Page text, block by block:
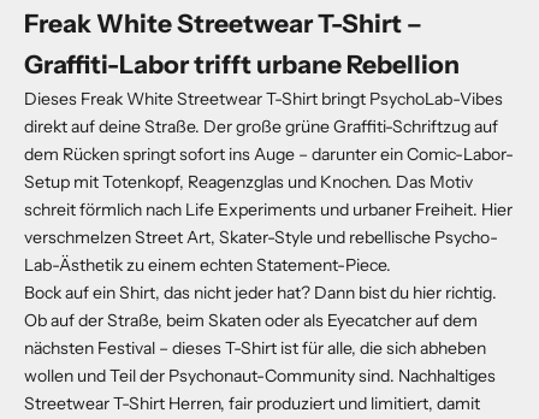
Freak White Streetwear T-Shirt –
Graffiti-Labor trifft urbane Rebellion
Dieses Freak White Streetwear T-Shirt bringt PsychoLab-Vibes
direkt auf deine Straße. Der große grüne Graffiti-Schriftzug auf
dem Rücken springt sofort ins Auge – darunter ein Comic-Labor-
Setup mit Totenkopf, Reagenzglas und Knochen. Das Motiv
schreit förmlich nach Life Experiments und urbaner Freiheit. Hier
verschmelzen Street Art, Skater-Style und rebellische Psycho-
Lab-Ästhetik zu einem echten Statement-Piece.
Bock auf ein Shirt, das nicht jeder hat? Dann bist du hier richtig.
Ob auf der Straße, beim Skaten oder als Eyecatcher auf dem
nächsten Festival – dieses T-Shirt ist für alle, die sich abheben
wollen und Teil der Psychonaut-Community sind. Nachhaltiges
Streetwear T-Shirt Herren, fair produziert und limitiert, damit